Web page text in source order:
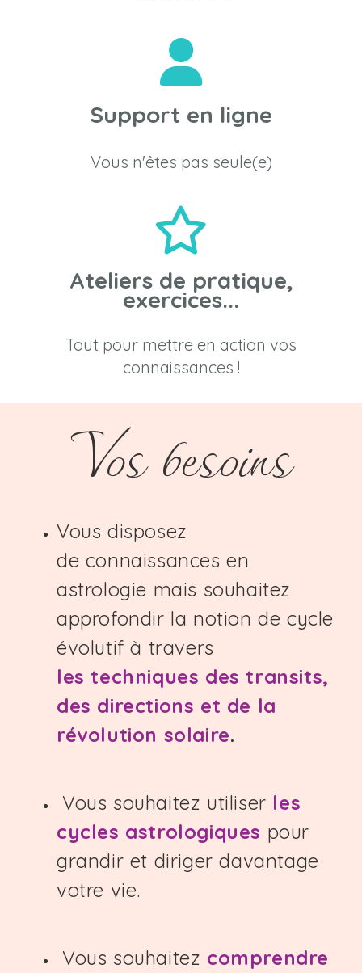
Support en ligne
Vous n'êtes pas seule(e)
Ateliers de pratique,
exercices...
Tout pour mettre en action vos
connaissances !
Vos besoins
Vous disposez
de connaissances en
astrologie mais souhaitez
approfondir la notion de cycle
évolutif à travers
les techniques des transits,
des directions et de la
révolution solaire.
Vous souhaitez utiliser les
cycles astrologiques pour
grandir et diriger davantage
votre vie.
Vous souhaitez comprendre